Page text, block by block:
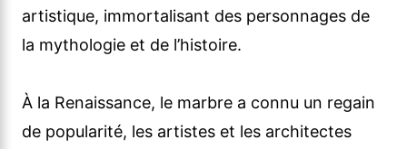
artistique, immortalisant des personnages de
la mythologie et de l’histoire.
À la Renaissance, le marbre a connu un regain
de popularité, les artistes et les architectes